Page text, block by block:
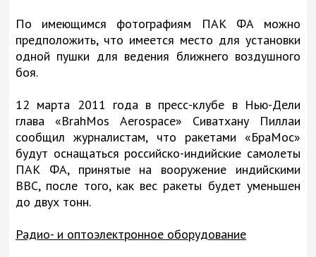
По имеющимся фотографиям ПАК ФА можно
предположить, что имеется место для установки
одной пушки для ведения ближнего воздушного
боя.
12 марта 2011 года в пресс-клубе в Нью-Дели
глава «BrahMos Aerospace» Сиватхану Пиллаи
сообщил журналистам, что ракетами «БраМос»
будут оснащаться российско-индийские самолеты
ПАК ФА, принятые на вооружение индийскими
ВВС, после того, как вес ракеты будет уменьшен
до двух тонн.
Радио- и оптоэлектронное оборудование